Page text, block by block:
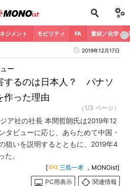
ジメント モビリティ FA 素材／化学
2019年12月17日
するのは日本人？ パナソ
作った理由
ー
（1/3 ページ）
ア社の社長 本間哲朗氏は2019年12
タビューに応じ、あらためて中国・
狙いを説明するとともに、2019年4
た。
[ 三島一孝 ，MONOist]
PC用表示
関連情報